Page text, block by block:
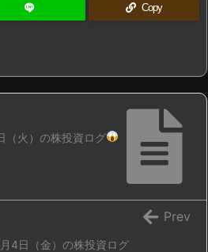
Copy
（火）の株投資ログ
4日（金）の株投資ログ
Prev